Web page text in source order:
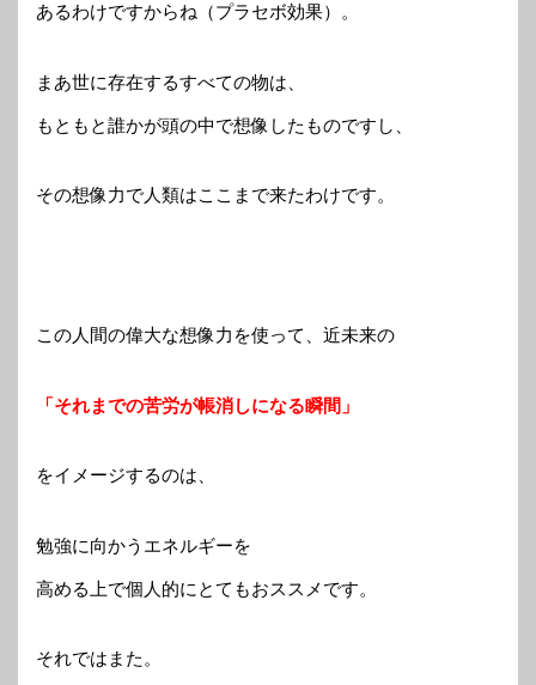
あるわけですからね（プラセボ効果）。
まあ世に存在するすべての物は、
もともと誰かが頭の中で想像したものですし、
その想像力で人類はここまで来たわけです。
この人間の偉大な想像力を使って、近未来の
「それまでの苦労が帳消しになる瞬間」
をイメージするのは、
勉強に向かうエネルギーを
高める上で個人的にとてもおススメです。
それではまた。